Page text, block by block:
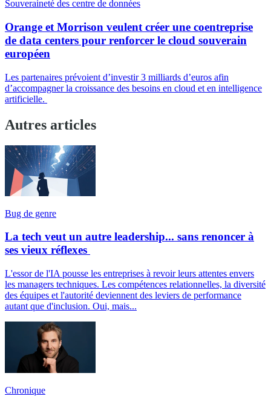
Souveraineté des centre de données
Orange et Morrison veulent créer une coentreprise
de data centers pour renforcer le cloud souverain
européen
Les partenaires prévoient d’investir 3 milliards d’euros afin
d’accompagner la croissance des besoins en cloud et en intelligence
artificielle.
Autres articles
Bug de genre
La tech veut un autre leadership... sans renoncer à
ses vieux réflexes
L'essor de l'IA pousse les entreprises à revoir leurs attentes envers
les managers techniques. Les compétences relationnelles, la diversité
des équipes et l'autorité deviennent des leviers de performance
autant que d'inclusion. Oui, mais...
Chronique